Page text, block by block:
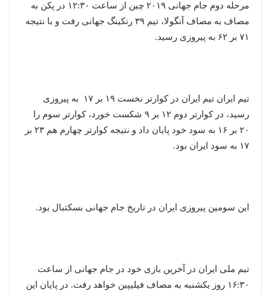
مرحله دوم جام جهانی ۲۰۱۹ چین از ساعت ۱۲:۳۰ در پکن به
مصاف به مصاف آنگولا، تیم ۳۹ رنکینگ جهانی رفت و با نتیجه
۷۱ بر ۶۲ به پیروزی رسید.
تیم ایران تیم ایران در کوارتر نخست ۱۹ بر ۱۷ به پیروزی
رسید، در کوارتر دوم ۱۲ بر ۹ شکست خورد، کوارتر سوم را
۲۰ بر ۱۶ به سود خود پایان داد و نتیجه کوارتر چهارم هم ۲۳ بر
۱۷ به سود ایران بود.
این سومین پیروزی ایران در تاریخ جام جهانی بسکتبال بود.
تیم ملی ایران در آخرین بازی خود در جام جهانی از ساعت
۱۶:۳۰ روز یکشنبه به مصاف فیلیپین خواهد رفت. در پایان این